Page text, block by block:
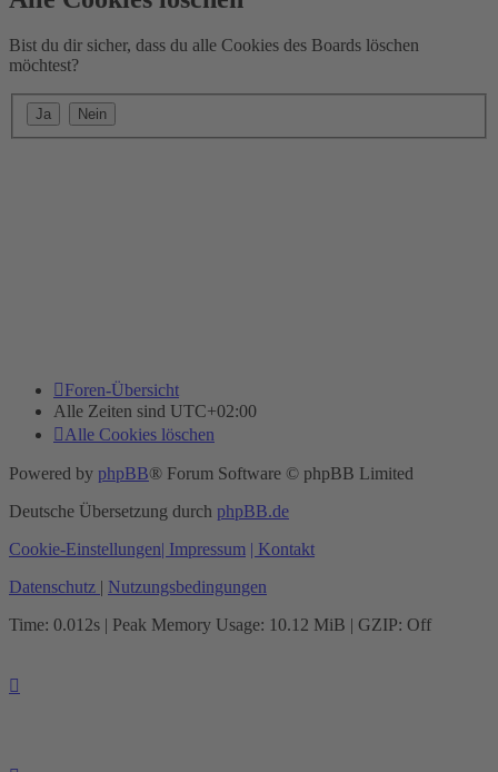
Bist du dir sicher, dass du alle Cookies des Boards löschen
möchtest?
Foren-Übersicht
Alle Zeiten sind UTC+02:00
Alle Cookies löschen
Powered by phpBB® Forum Software © phpBB Limited
Deutsche Übersetzung durch phpBB.de
Cookie-Einstellungen| Impressum | Kontakt
Datenschutz | Nutzungsbedingungen
Time: 0.012s | Peak Memory Usage: 10.12 MiB | GZIP: Off